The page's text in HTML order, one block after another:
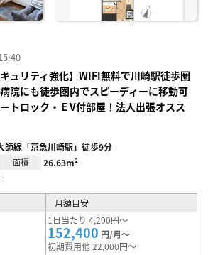
ュリティ強化】WIFI無料で川崎駅徒歩圏
院にも徒歩圏内でスピーディーに移動可
トロック・ＥV付部屋！法人出張オスス
師線「京急川崎駅」徒歩9分
面積 26.63m²
月額目安
1日当たり 4,200円～
152,400 円/月～
初期費用他 22,000円～